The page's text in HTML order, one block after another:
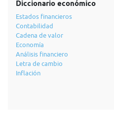
Diccionario económico
Estados financieros
Contabilidad
Cadena de valor
Economía
Análisis financiero
Letra de cambio
Inflación